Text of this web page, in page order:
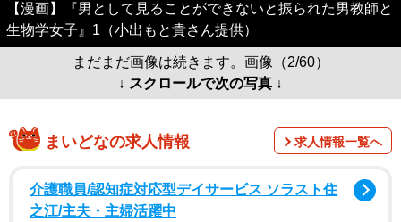
【漫画】『男として見ることができないと振られた男教師と
生物学女子』1（小出もと貴さん提供）
まだまだ画像は続きます。画像（2/60）
↓ スクロールで次の写真 ↓
まいどなの求人情報 求人情報一覧へ
介護職員/認知症対応型デイサービス ソラスト住
之江/主夫・主婦活躍中